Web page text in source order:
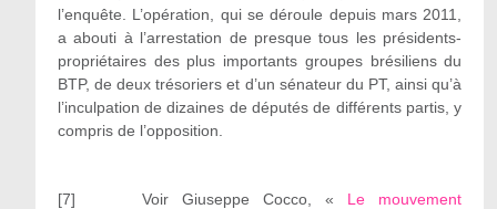
l’enquête. L’opération, qui se déroule depuis mars 2011,
a abouti à l’arrestation de presque tous les présidents-
propriétaires des plus importants groupes brésiliens du
BTP, de deux trésoriers et d’un sénateur du PT, ainsi qu’à
l’inculpation de dizaines de députés de différents partis, y
compris de l’opposition.
[7] Voir Giuseppe Cocco, « Le mouvement